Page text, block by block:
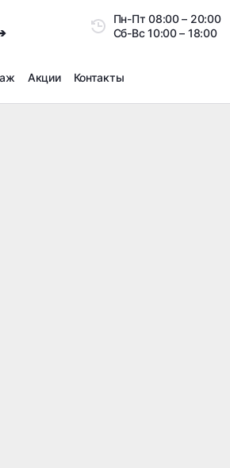
Пн-Пт08:00 – 20:00
Сб-Вс10:00 – 18:00
Акции Контакты